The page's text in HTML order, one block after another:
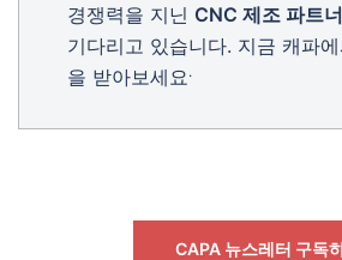
경쟁력을 지닌 CNC 제조 파트너
기다리고 있습니다. 지금 캐파
을 받아보세요 .
CAPA 뉴스레터 구독